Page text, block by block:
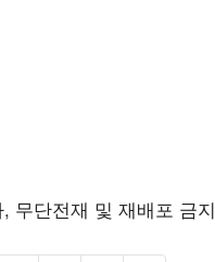
무단전재 및 재배포 금지